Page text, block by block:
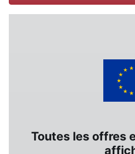
Toutes les offres